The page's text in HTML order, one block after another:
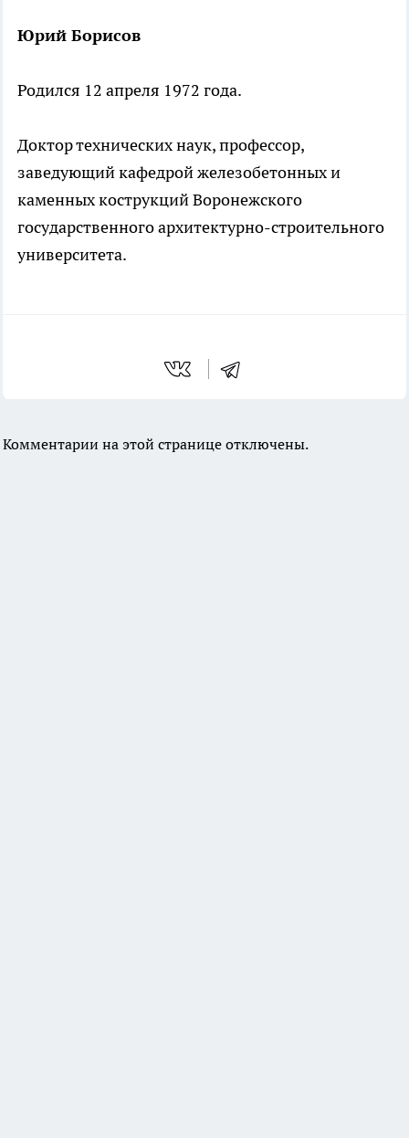
Юрий Борисов
Родился 12 апреля 1972 года.
Доктор технических наук, профессор,
заведующий кафедрой железобетонных и
каменных кострукций Воронежского
государственного архитектурно-строительного
университета.
Комментарии на этой странице отключены.